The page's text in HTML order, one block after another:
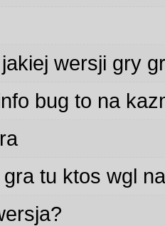
wersji gry
bug to na
gra tu ktos wgl